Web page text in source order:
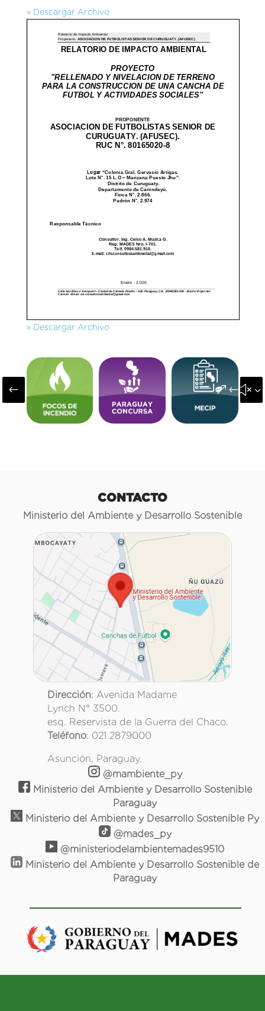
» Descargar Archivo
» Descargar Archivo
#
CONTACTO
Ministerio del Ambiente y Desarrollo Sostenible
Dirección: Avenida Madame
Lynch N° 3500.
esq. Reservista de la Guerra del Chaco.
Teléfono: 021 2879000
Asunción, Paraguay.
@mambiente_py
Ministerio del Ambiente y Desarrollo Sostenible
Paraguay
Ministerio del Ambiente y Desarrollo Sostenible Py
@mades_py
@ministeriodelambientemades9510
Ministerio del Ambiente y Desarrollo Sostenible de
Paraguay